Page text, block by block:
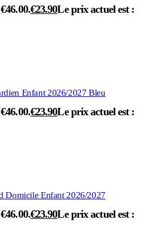
€23.90Le prix actuel est :
Enfant 2026/2027 Bleu
€23.90Le prix actuel est :
Domicile Enfant 2026/2027
€23.90Le prix actuel est :